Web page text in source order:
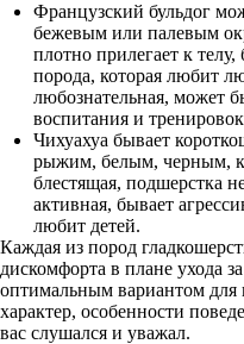
Французский бульдог
бежевым или палевым
плотно прилегает к
порода, которая любит
любознательная, может
воспитания и
Чихуахуа бывает
рыжим, белым, черным,
блестящая, подшерстка
активная, бывает
любит детей.
Каждая из пород
дискомфорта в плане ухода
оптимальным вариантом
характер, особенности
вас слушался и уважал.